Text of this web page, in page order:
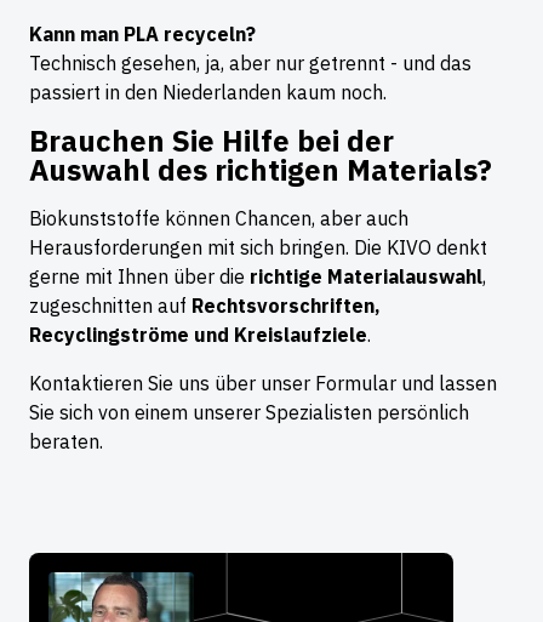
Kann man PLA recyceln?
Technisch gesehen, ja, aber nur getrennt - und das
passiert in den Niederlanden kaum noch.
Brauchen Sie Hilfe bei der
Auswahl des richtigen Materials?
Biokunststoffe können Chancen, aber auch
Herausforderungen mit sich bringen. Die KIVO denkt
gerne mit Ihnen über die richtige Materialauswahl,
zugeschnitten auf Rechtsvorschriften,
Recyclingströme und Kreislaufziele.
Kontaktieren Sie uns über unser Formular und lassen
Sie sich von einem unserer Spezialisten persönlich
beraten.